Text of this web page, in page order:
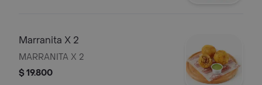
Marranita X 2
MARRANITA X 2
$ 19.800